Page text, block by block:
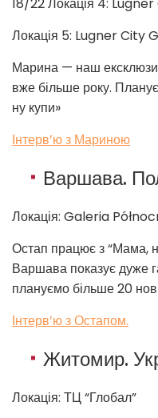
Локація 5: Lugner
Марина — наш
вже більше року.
ну купи»
Інтерв’ю з Мариною
Варшава.
Локація: Galeria
Остап працює з “Мама,
Варшава показує дуже
плануємо більше 20
Інтерв’ю з Остапом.
Житомир.
Локація: ТЦ “Глобал”